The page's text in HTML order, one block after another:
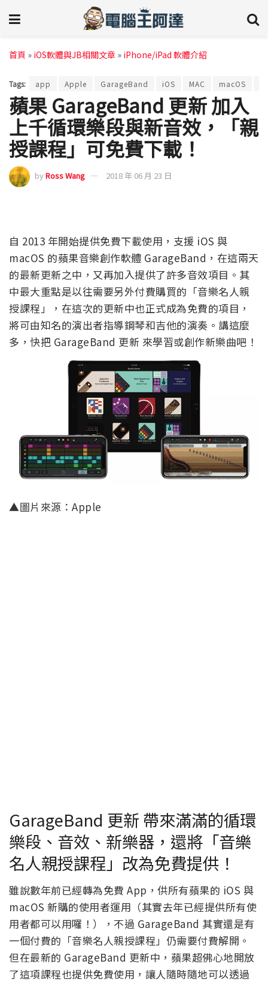
首頁 » iOS軟體與JB相關文章 » iPhone/iPad 軟體介紹
Tags: app Apple GarageBand iOS MAC macOS
蘋果 GarageBand 更新 加入
上千循環樂段與新音效，「親
授課程」可免費下載！
byRoss Wang 2018 年 06 月 23 日
自 2013 年開始提供免費下載使用，支援 iOS 與
macOS 的蘋果音樂創作軟體 GarageBand，在這兩天
的最新更新之中，又再加入提供了許多音效項目。其
中最大重點是以往需要另外付費購買的「音樂名人親
授課程」，在這次的更新中也正式成為免費的項目，
將可由知名的演出者指導鋼琴和吉他的演奏。講這麼
多，快把 GarageBand 更新 來學習或創作新樂曲吧！
▲圖片來源：Apple
GarageBand 更新 帶來滿滿的循環
樂段、音效、新樂器，還將「音樂
名人親授課程」改為免費提供！
雖說數年前已經轉為免費 App，供所有蘋果的 iOS 與
macOS 新購的使用者運用（其實去年已經提供所有使
用者都可以用囉！），不過 GarageBand 其實還是有
一個付費的「音樂名人親授課程」仍需要付費解開。
但在最新的 GarageBand 更新中，蘋果超佛心地開放
了這項課程也提供免費使用，讓人隨時隨地可以透過